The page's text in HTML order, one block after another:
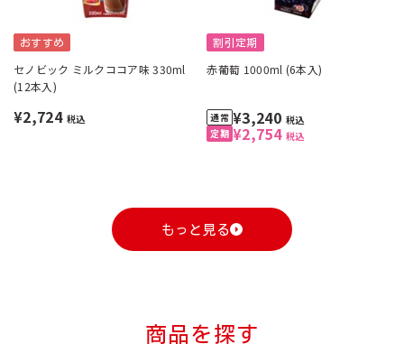
おすすめ
セノビック ミルクココア味 330ml
(12本入)
¥2,724 税込
割引定期
赤葡萄 1000ml (6本入)
¥2,754 税込
¥3,240 税込
もっと見る
商品を探す